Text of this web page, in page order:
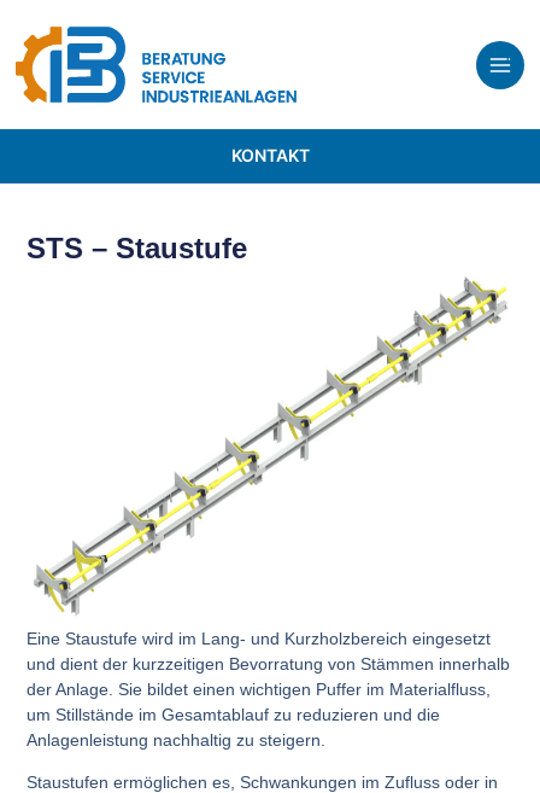
KONTAKT
STS – Staustufe
EineStaustufe wird im Lang- und Kurzholzbereich eingesetzt
und dient der kurzzeitigen Bevorratung von Stämmen innerhalb
der Anlage . Sie bildet einen wichtigen Puffer im Materialfluss,
umStillstände im Gesamtablauf zu reduzieren und die
Anlagenleistung nachhaltig zu steigern.
Staustufen ermöglichen es, Schwankungen im Zufluss oder in